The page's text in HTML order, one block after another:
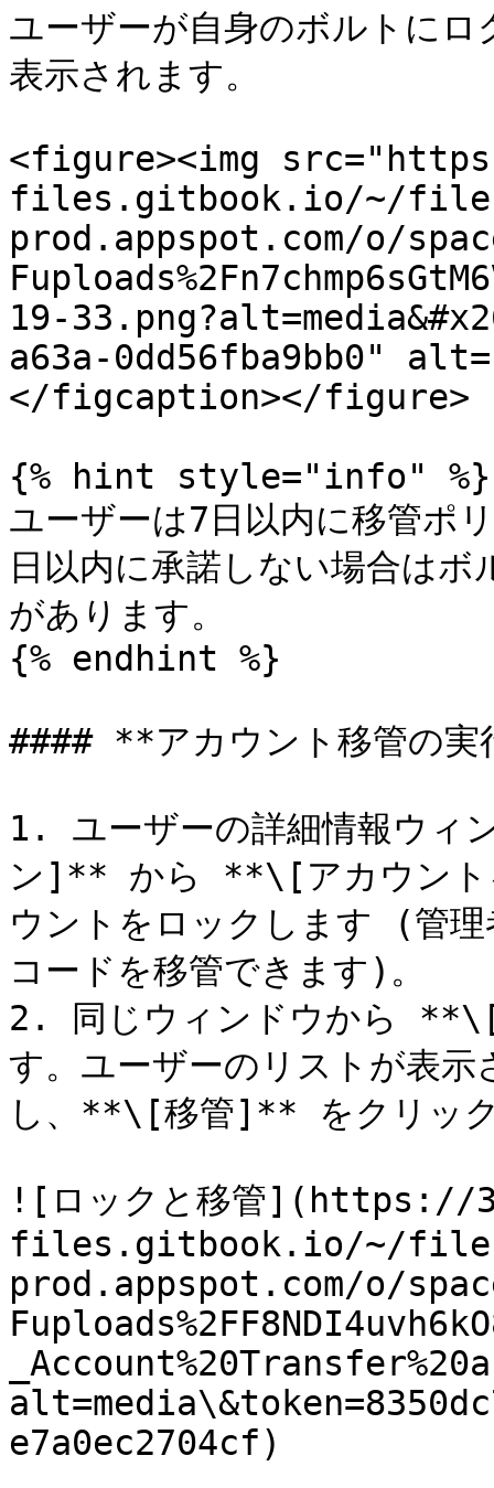
ユーザーが自身のボルトに
表示されます。
<figure><img
files.gitbook.io/~/
prod.appspot.com/o/
19-
a63a-0dd56fba9bb0"
</figcaption></figure>
{% hint style="info" %}
ユーザーは7日以内に移管ポ
日以内に承諾しない場合は
があります。
{% endhint %}
#### **アカウント移管の
1. ユーザーの詳細情報ウ
ン]** から **\[アカウント
ウントをロックします (管
コードを移管できます)。
2. 同じウィンドウから
す。ユーザーのリストが表示
し、**\[移管]** をクリッ
![ロックと移管](https://
files.gitbook.io/~/
prod.appspot.com/o/
e7a0ec2704cf)